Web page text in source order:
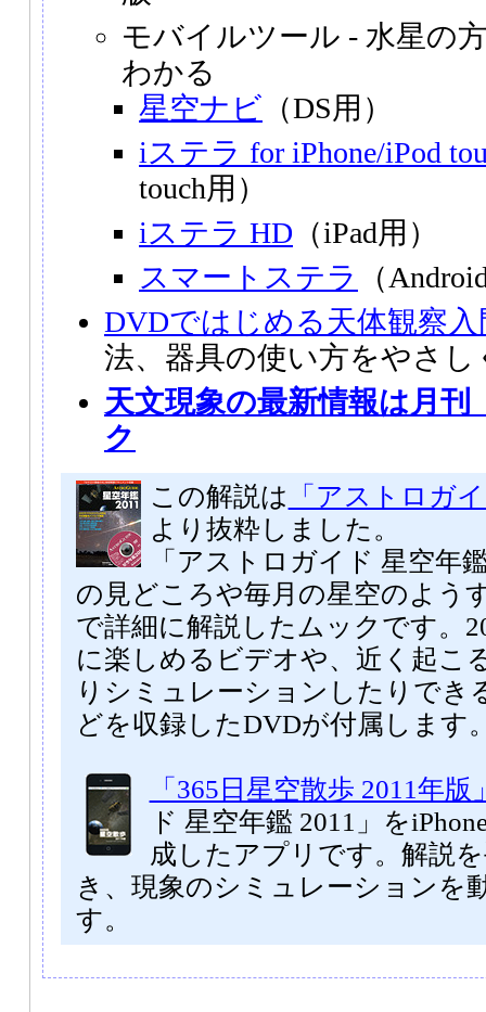
モバイルツール - 水星の
わかる
星空ナビ （DS用）
iステラ for iPhone/iPod
touch用）
iステラ HD （iPad用）
スマートステラ
（
DVDではじめる天体観察入
法、器具の使い方をやさし
天文現象の最新情報は月
ク
この解説は 「アストロガ
より抜粋しました。
「アストロガイド 星空年
の見どころや毎月の星空のよう
で詳細に解説したムックです。
に楽しめるビデオや、近く起こ
りシミュレーションしたりでき
どを収録したDVDが付属します
「365日星空散歩 2011年版
ド 星空年鑑 2011」を
成したアプリです。解説
き、現象のシミュレーションを
す。